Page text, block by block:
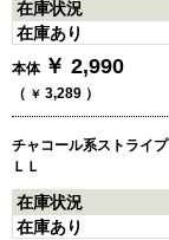
在庫状況
在庫あり
本体 ￥ 2,990
（ ￥ 3,289 ）
チャコール系ストライプ
ＬＬ
在庫状況
在庫あり